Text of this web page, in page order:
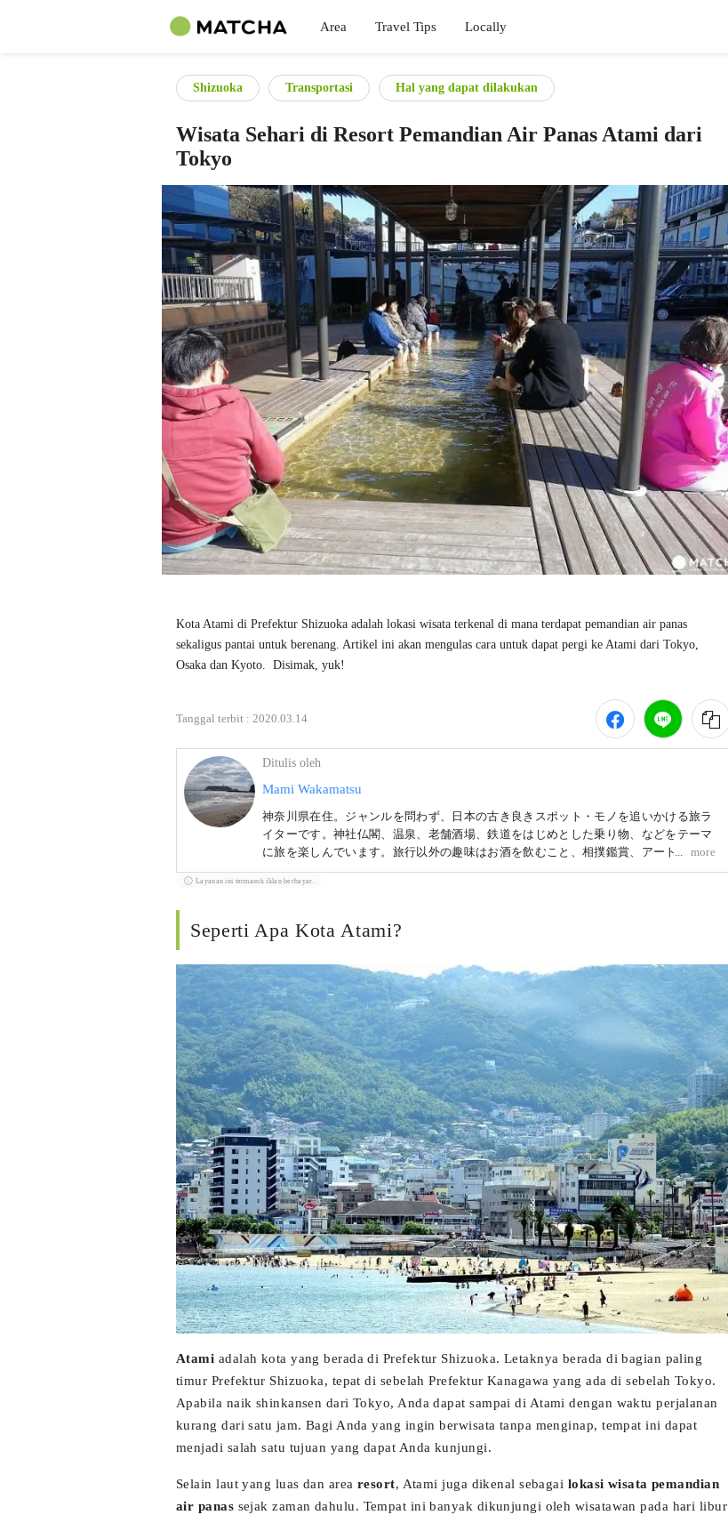
Area Travel Tips Locally
Shizuoka Transportasi Hal yang dapat dilakukan
Wisata Sehari di Resort Pemandian Air Panas Atami dari
Tokyo
Kota Atami di Prefektur Shizuoka adalah lokasi wisata terkenal di mana terdapat pemandian air panas
sekaligus pantai untuk berenang. Artikel ini akan mengulas cara untuk dapat pergi ke Atami dari Tokyo,
Osaka dan Kyoto.  Disimak, yuk!
Tanggal terbit : 2020.03.14
Ditulis oleh
Mami Wakamatsu
神奈川県在住。ジャンルを問わず、日本の古き良きスポット・モノを追いかける旅ラ
イターです。神社仏閣、温泉、老舗酒場、鉄道をはじめとした乗り物、などをテーマ
に旅を楽しんでいます。旅行以外の趣味はお酒を飲むこと、相撲鑑賞、アート鑑賞、
読書。江戸好き：https://www.edoyu.work/
more
Layanan ini termasuk iklan berbayar.
Seperti Apa Kota Atami?
Atami adalah kota yang berada di Prefektur Shizuoka. Letaknya berada di bagian paling
timur Prefektur Shizuoka, tepat di sebelah Prefektur Kanagawa yang ada di sebelah Tokyo.
Apabila naik shinkansen dari Tokyo, Anda dapat sampai di Atami dengan waktu perjalanan
kurang dari satu jam. Bagi Anda yang ingin berwisata tanpa menginap, tempat ini dapat
menjadi salah satu tujuan yang dapat Anda kunjungi.
Selain laut yang luas dan area resort, Atami juga dikenal sebagai lokasi wisata pemandian
air panas sejak zaman dahulu. Tempat ini banyak dikunjungi oleh wisatawan pada hari libur